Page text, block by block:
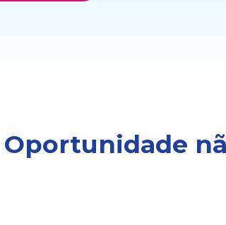
Oportunidade